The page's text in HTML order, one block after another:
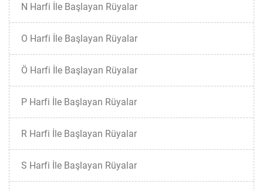
N Harfi İle Başlayan Rüyalar
O Harfi İle Başlayan Rüyalar
Ö Harfi İle Başlayan Rüyalar
P Harfi İle Başlayan Rüyalar
R Harfi İle Başlayan Rüyalar
S Harfi İle Başlayan Rüyalar